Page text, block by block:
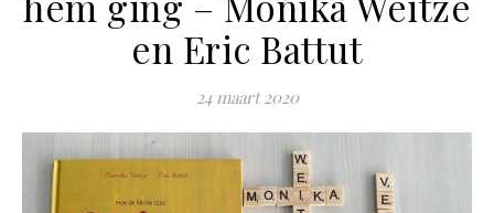
en Eric Battut
24 maart 2020